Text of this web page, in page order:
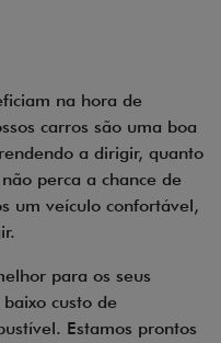
na hora de
carros são uma boa
a dirigir, quanto
perca a chance de
um veículo confortável,
para os seus
custo de
Estamos prontos